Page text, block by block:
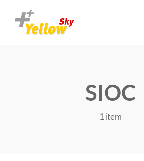
content
SIOC
1 item